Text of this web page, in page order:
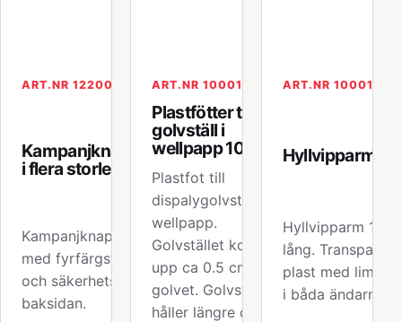
ART.NR 122001
Kampanjknappar
i flera storlekar
Kampanjknappar
med fyrfärgstryck
och säkerhetsnål på
baksidan.
ART.NR 100010
Plastfötter till
golvställ i
wellpapp 100010
Plastfot till
dispalygolvställ i
wellpapp.
Golvstället kommer
upp ca 0.5 cm från
golvet. Golvstället
håller längre och
ART.NR 100013
Hyllvipparm
Hyllvipparm 150
lång. Transparant
plast med
i båda ändarna.